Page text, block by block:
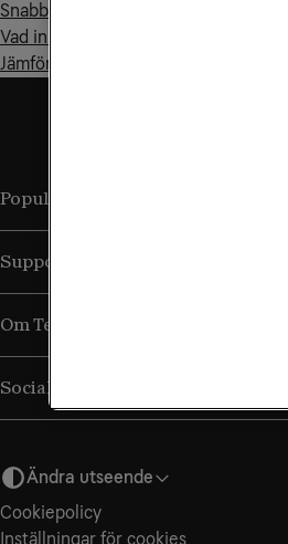
Snabba på ditt bredband
Vad innebär ned- och uppström?
Jämför bredband
Populära sidor
Support
Om Tele2
Sociala medier
Ändra utseende
Cookiepolicy
Inställningar för cookies